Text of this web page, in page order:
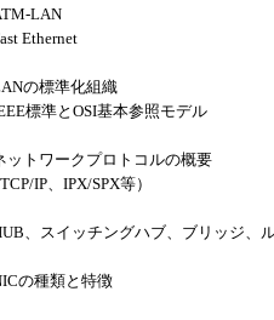
LAN
Ethernet
の標準化組織
標準とOSI基本参照モデル
ットワークプロトコルの概要
TCP/IP、IPX/SPX等）
、スイッチングハブ、ブリッジ、
の種類と特徴